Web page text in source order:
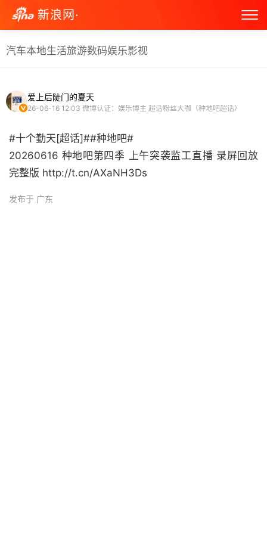
新浪网·
汽车本地生活旅游数码娱乐影视
爱上后陡门的夏天
26-06-16 12:03 微博认证：娱乐博主 超话粉丝大咖（种地吧超话）
#十个勤天[超话]##种地吧#
20260616 种地吧第四季 上午突袭监工直播 录屏回放
完整版 http://t.cn/AXaNH3Ds ​
发布于 广东